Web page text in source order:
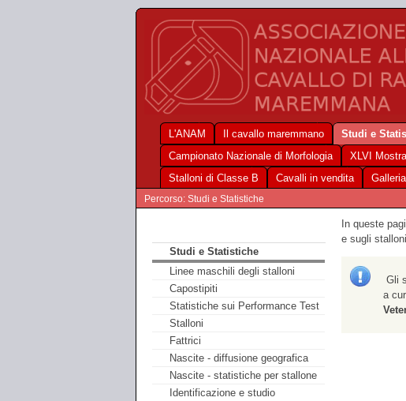
L'ANAM Il cavallo maremmano Studi e
Campionato Nazionale di Morfologia
XLVI
Stalloni di Classe B
Cavalli in vendita
Percorso: Studi e Statistiche
Studi e Statistiche
Linee maschili degli stalloni
Capostipiti
Statistiche sui Performance Test
Stalloni
Fattrici
Nascite - diffusione geografica
Nascite - statistiche per stallone
Identificazione e studio
In queste
e sugli
Gli
a